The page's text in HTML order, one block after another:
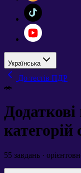
Українська
До тестів ПДР
🚗
категорій
55 завдань ·